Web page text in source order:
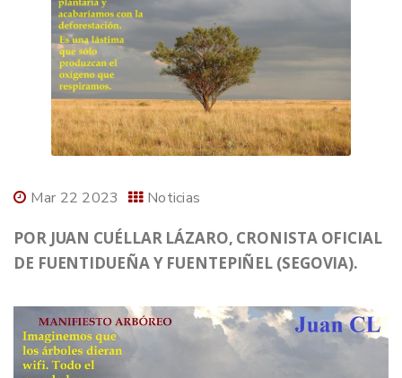
Mar 22 2023 Noticias
POR JUAN CUÉLLAR LÁZARO, CRONISTA OFICIAL
DE FUENTIDUEÑA Y FUENTEPIÑEL (SEGOVIA).